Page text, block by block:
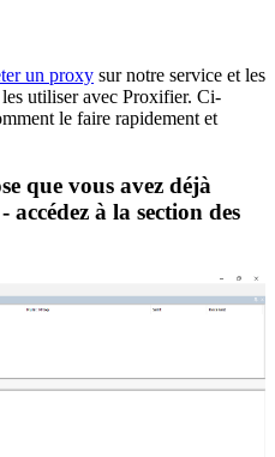
un proxy sur notre service et les
utiliser avec Proxifier. Ci-
le faire rapidement et
que vous avez déjà
à la section des